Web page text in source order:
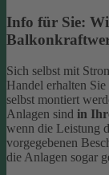
Info für Sie:
Sich selbst mit
Handel erhalten
selbst montiert
Anlagen sind in
wenn die Leistung
vorgegebenen
die Anlagen sogar